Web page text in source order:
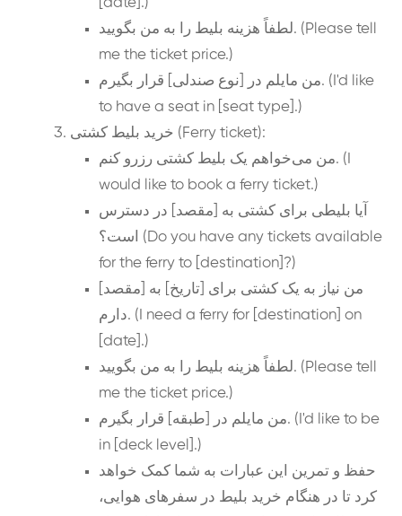
[date].)
لطفاً هزینه بلیط را به من بگویید. (Please tell
me the ticket price.)
من مایلم در [نوع صندلی] قرار بگیرم. (I'd like
to have a seat in [seat type].)
خرید بلیط کشتی (Ferry ticket):
من می‌خواهم یک بلیط کشتی رزرو کنم. (I
would like to book a ferry ticket.)
آیا بلیطی برای کشتی به [مقصد] در دسترس
است؟ (Do you have any tickets available
for the ferry to [destination]?)
من نیاز به یک کشتی برای [تاریخ] به [مقصد]
دارم. (I need a ferry for [destination] on
[date].)
لطفاً هزینه بلیط را به من بگویید. (Please tell
me the ticket price.)
من مایلم در [طبقه] قرار بگیرم. (I'd like to be
in [deck level].)
حفظ و تمرین این عبارات به شما کمک خواهد
کرد تا در هنگام خرید بلیط در سفرهای هوایی،